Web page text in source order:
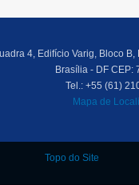
4, Edifício Varig, Bloco B,
Brasília - DF CEP:
Tel.: +55 (61)
Mapa de
Topo do Site